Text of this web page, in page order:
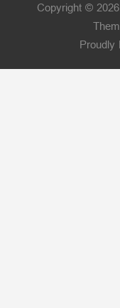
Copyright © 2026
Proudly